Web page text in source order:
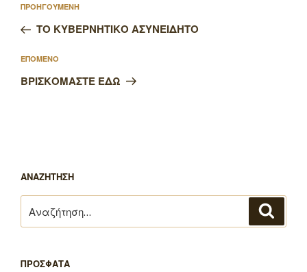
άρθρων
Προηγούμενο
άρθρο
ΠΡΟΗΓΟΥΜΕΝΗ
ΤΟ ΚΥΒΕΡΝΗΤΙΚΟ ΑΣΥΝΕΙΔΗΤΟ
Επόμενο
άρθρο
ΕΠΟΜΕΝΟ
ΒΡΙΣΚΟΜΑΣΤΕ ΕΔΩ
ΑΝΑΖΗΤΗΣΗ
για:
ΠΡΟΣΦΑΤΑ